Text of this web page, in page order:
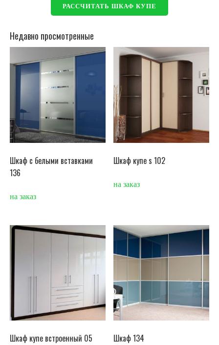
РАССЧИТАТЬ ШКАФ КУПЕ
Недавно просмотренные
Шкаф с белыми вставками
136
на заказ
Шкаф купе s 102
на заказ
Шкаф купе встроенный 05 Шкаф 134